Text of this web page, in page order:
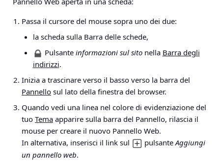
Passa il cursore del mouse sopra uno dei due:
la scheda sulla Barra delle schede,
Pulsante informazioni sul sitonella Barra degli
indirizzi.
Inizia a trascinare verso il basso verso la barra del
Pannello sul lato della finestra del browser.
Quando vedi una linea nel colore di evidenziazione del
tuo Tema apparire sulla barra del Pannello, rilascia il
mouse per creare il nuovo Pannello Web.
In alternativa, inserisci il link sul
pulsanteAggiungi
un pannello web.